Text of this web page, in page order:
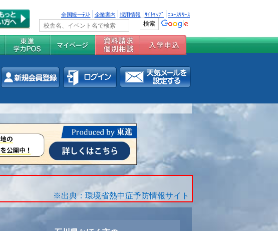
全国統一ﾃｽﾄ 企業案内 採用情報 ｻｲﾄﾏｯﾌﾟ ﾆｭｰｽﾘﾘｰｽ
※出典：環境省熱中症予防情報サイト